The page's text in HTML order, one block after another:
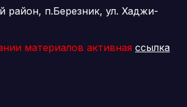
район, п.Березник, ул. Хаджи-
материалов активная ссылка